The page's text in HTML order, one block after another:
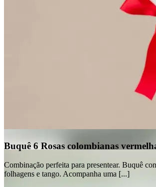
Buquê 6 Rosas colombianas
Combinação perfeita para presentear. Buquê
folhagens e tango. Acompanha uma [...]